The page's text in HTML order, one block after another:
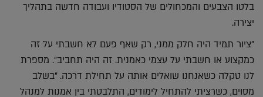
בלטו הצבעים והמכחולים של הסטודיו ועבודה חדשה בתהליך
יצירה.
"ציור תמיד היה חלק ממני, רק שאף פעם לא חשבתי על זה
כמקצוע או חשבתי על עצמי כאמנית. זה היה תחביב". מספרת
לנו טקלה כשאנחנו שואלים אותה על תחילת דרכה. "בשלב
מסוים, כשרציתי להתחיל לימודים, התלבטתי בין אמנות למנהל